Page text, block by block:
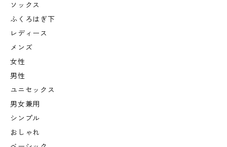
ソックス
ふくろはぎ下
レディース
メンズ
女性
男性
ユニセックス
男女兼用
シンプル
おしゃれ